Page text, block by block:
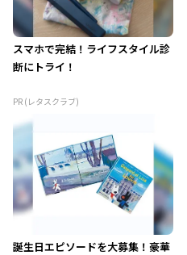
スマホで完結！ライフスタイル診
断にトライ！
PR (レタスクラブ)
誕生日エピソードを大募集！豪華